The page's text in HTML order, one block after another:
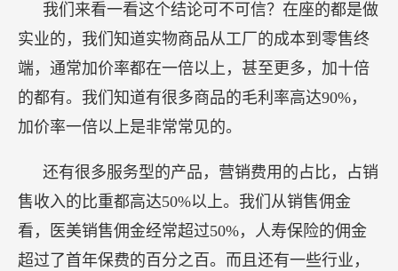
我们来看一看这个结论可不可信？在座的都是做
实业的，我们知道实物商品从工厂的成本到零售终
端，通常加价率都在一倍以上，甚至更多，加十倍
的都有。我们知道有很多商品的毛利率高达90%，
加价率一倍以上是非常常见的。
还有很多服务型的产品，营销费用的占比，占销
售收入的比重都高达50%以上。我们从销售佣金
看，医美销售佣金经常超过50%，人寿保险的佣金
超过了首年保费的百分之百。而且还有一些行业，